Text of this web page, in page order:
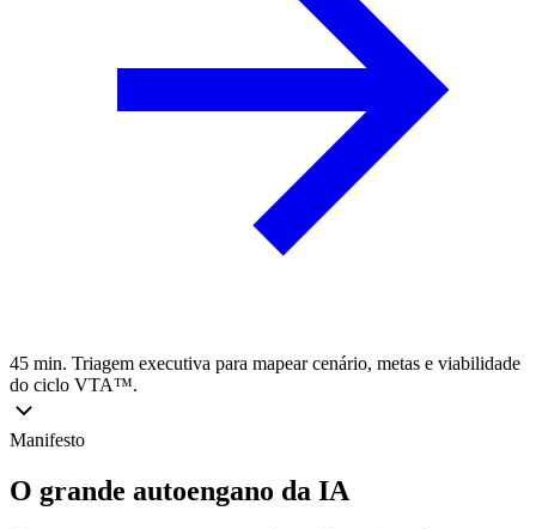
45 min. Triagem executiva para mapear cenário, metas e viabilidade
do ciclo VTA™.
Manifesto
O grande autoengano da IA